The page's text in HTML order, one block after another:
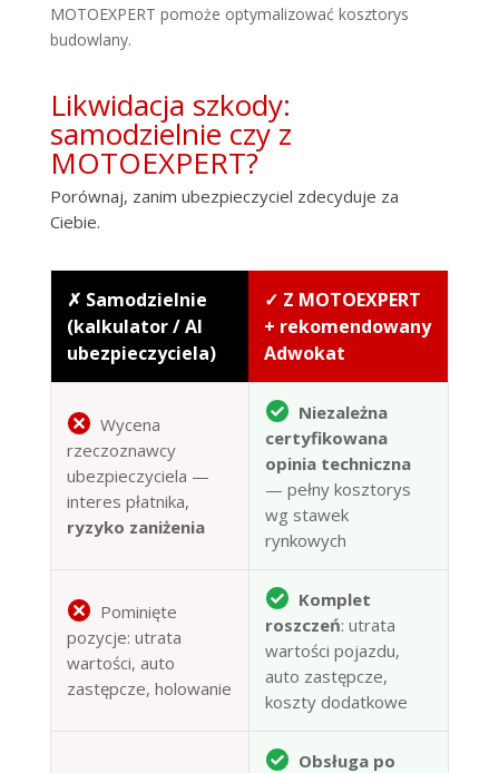
MOTOEXPERT pomoże optymalizować kosztorys
budowlany.
Likwidacja szkody:
samodzielnie czy z
MOTOEXPERT?
Porównaj, zanim ubezpieczyciel zdecyduje za
Ciebie.
✗ Samodzielnie
(kalkulator / AI
ubezpieczyciela)
✓ Z MOTOEXPERT
+ rekomendowany
Adwokat
Wycena
rzeczoznawcy
ubezpieczyciela —
interes płatnika,
ryzyko zaniżenia
Niezależna
certyfikowana
opinia techniczna
— pełny kosztorys
wg stawek
rynkowych
Pominięte
pozycje: utrata
wartości, auto
zastępcze, holowanie
Komplet
roszczeń: utrata
wartości pojazdu,
auto zastępcze,
koszty dodatkowe
Obsługa po